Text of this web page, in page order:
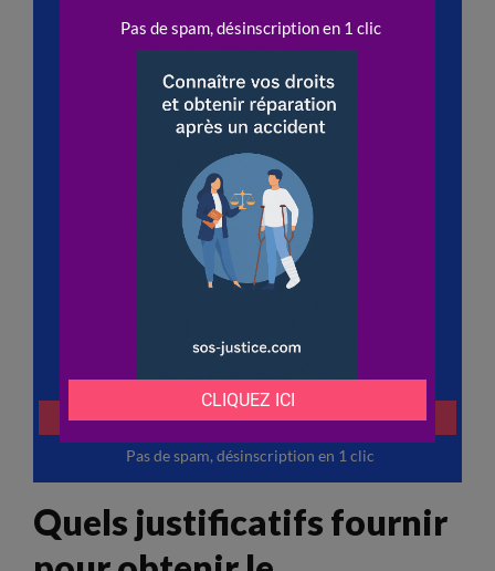
Quels justificatifs fournir